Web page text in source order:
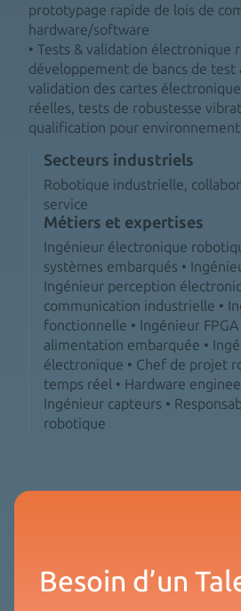
prototypage rapide de lois de
hardware/software
• Tests & validation électronique
développement de bancs de test
validation des cartes
réelles, tests de robustesse
qualification pour
Secteurs industriels
Robotique industrielle,
service
Métiers et expertises
Ingénieur électronique
systèmes embarqués •
Ingénieur perception
communication industrielle •
fonctionnelle • Ingénieur
alimentation embarquée •
électronique • Chef de projet
temps réel • Hardware
Ingénieur capteurs •
robotique
Besoin d’un